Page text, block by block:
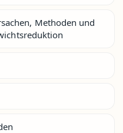
Methoden und